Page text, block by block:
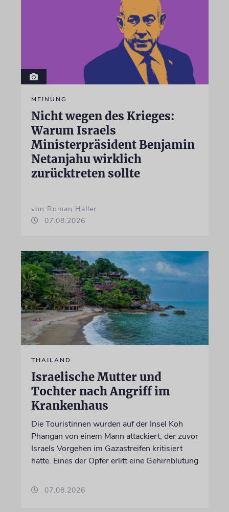
MEINUNG
Nicht wegen des Krieges:
Warum Israels
Ministerpräsident Benjamin
Netanjahu wirklich
zurücktreten sollte
von Roman Haller
07.08.2026
THAILAND
Israelische Mutter und
Tochter nach Angriff im
Krankenhaus
Die Touristinnen wurden auf der Insel Koh
Phangan von einem Mann attackiert, der zuvor
Israels Vorgehen im Gazastreifen kritisiert
hatte. Eines der Opfer erlitt eine Gehirnblutung
07.08.2026